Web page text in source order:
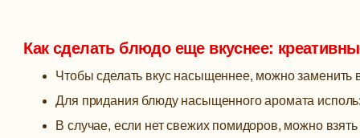
Как сделать блюдо еще вкуснее:
Чтобы сделать вкус насыщеннее, можно
Для придания блюду насыщенного аромата
В случае, если нет свежих помидоров, можно